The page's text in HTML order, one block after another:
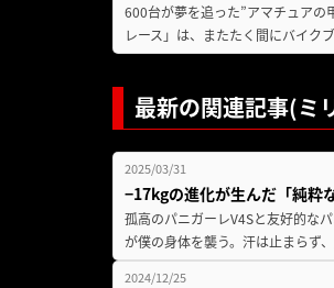
600台が夢を追った”アマチュアの
レース」は、またたく間にバイ
最新の関連記事(ミ
2025/03/31
−17kgの進化が生んだ「純粋
孤高のパニガーレV4Sと友好的な
が僕の身体を襲う。汗は止まらず
2024/12/25